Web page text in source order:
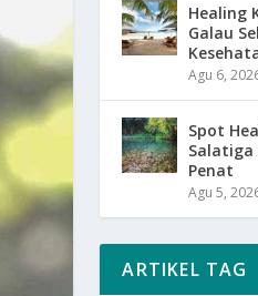
Healing
Galau
Agu 6,
Spot
Salatiga
Penat
Agu 5,
ARTIKEL TAG